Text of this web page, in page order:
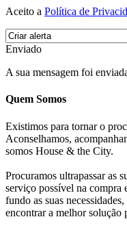
Aceito a Política de
Enviado
A sua mensagem foi
Quem Somos
Existimos para tornar o
Aconselhamos,
somos House & the City.
Procuramos ultrapassar as
serviço possível na compra
fundo as suas
encontrar a melhor solução